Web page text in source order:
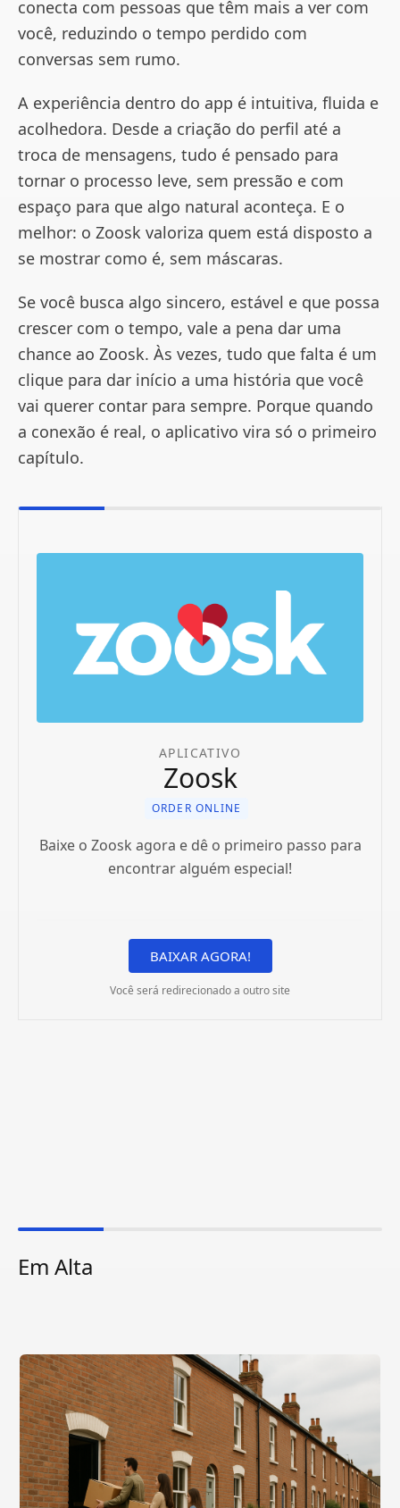
conecta com pessoas que têm mais a ver com
você, reduzindo o tempo perdido com
conversas sem rumo.
A experiência dentro do app é intuitiva, fluida e
acolhedora. Desde a criação do perfil até a
troca de mensagens, tudo é pensado para
tornar o processo leve, sem pressão e com
espaço para que algo natural aconteça. E o
melhor: o Zoosk valoriza quem está disposto a
se mostrar como é, sem máscaras.
Se você busca algo sincero, estável e que possa
crescer com o tempo, vale a pena dar uma
chance ao Zoosk. Às vezes, tudo que falta é um
clique para dar início a uma história que você
vai querer contar para sempre. Porque quando
a conexão é real, o aplicativo vira só o primeiro
capítulo.
APLICATIVO
Zoosk
ORDER ONLINE
Baixe o Zoosk agora e dê o primeiro passo para
encontrar alguém especial!
BAIXAR AGORA!
Você será redirecionado a outro site
Em Alta